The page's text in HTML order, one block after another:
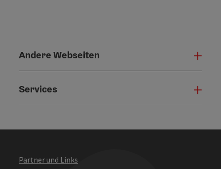
Andere Webseiten
Services
Partner und Links